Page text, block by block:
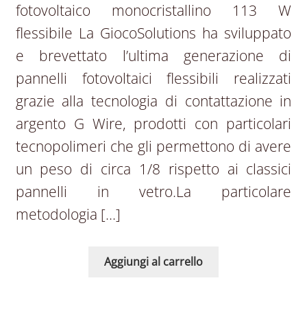
fotovoltaico monocristallino 113 W
flessibile La GiocoSolutions ha sviluppato
e brevettato l’ultima generazione di
pannelli fotovoltaici flessibili realizzati
grazie alla tecnologia di contattazione in
argento G Wire, prodotti con particolari
tecnopolimeri che gli permettono di avere
un peso di circa 1/8 rispetto ai classici
pannelli in vetro.La particolare
metodologia […]
Aggiungi al carrello